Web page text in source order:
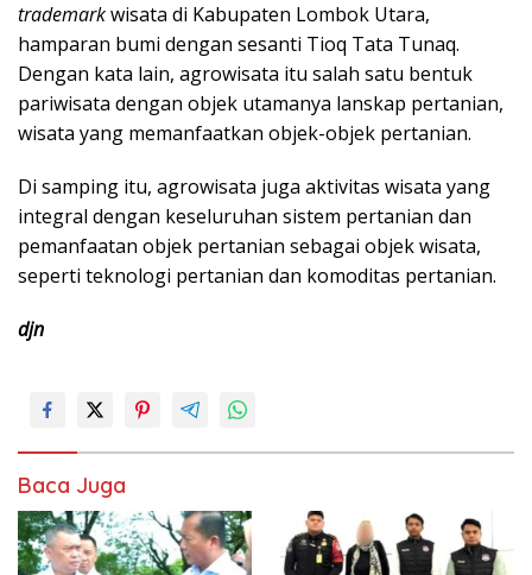
trademarkwisata di Kabupaten Lombok Utara,
hamparan bumi dengan sesanti Tioq Tata Tunaq.
Dengan kata lain, agrowisata itu salah satu bentuk
pariwisata dengan objek utamanya lanskap pertanian,
wisata yang memanfaatkan objek-objek pertanian.
Di samping itu, agrowisata juga aktivitas wisata yang
integral dengan keseluruhan sistem pertanian dan
pemanfaatan objek pertanian sebagai objek wisata,
seperti teknologi pertanian dan komoditas pertanian.
djn
Baca Juga